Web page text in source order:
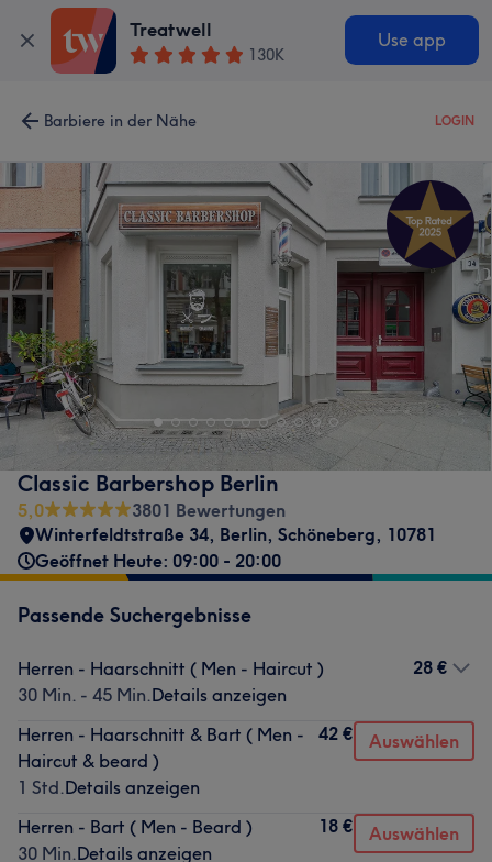
Treatwell
130K
Use app
Barbiere in der Nähe LOGIN
Classic Barbershop Berlin
5,0
3801 Bewertungen
Winterfeldtstraße 34, Berlin, Schöneberg, 10781
Geöffnet Heute: 09:00 - 20:00
Passende Suchergebnisse
Herren - Haarschnitt ( Men - Haircut )
30 Min. - 45 Min.Details anzeigen
28 €
Herren - Haarschnitt & Bart ( Men -
Haircut & beard )
1 Std.Details anzeigen
42 € Auswählen
Herren - Bart ( Men - Beard )
30 Min.Details anzeigen
18 € Auswählen